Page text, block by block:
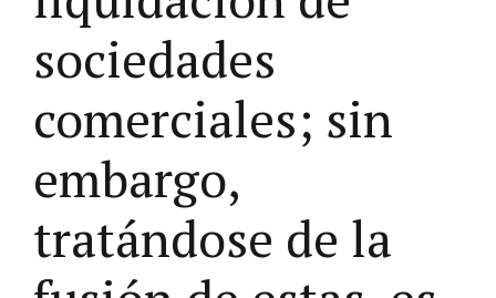
sociedades
comerciales; sin
embargo,
tratándose de la